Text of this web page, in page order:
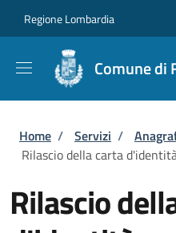
Regione Lombardia
Comune di
Briciole di
Home / Servizi /
Rilascio della carta
Rilascio